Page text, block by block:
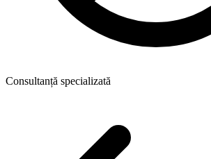
Consultanță specializată